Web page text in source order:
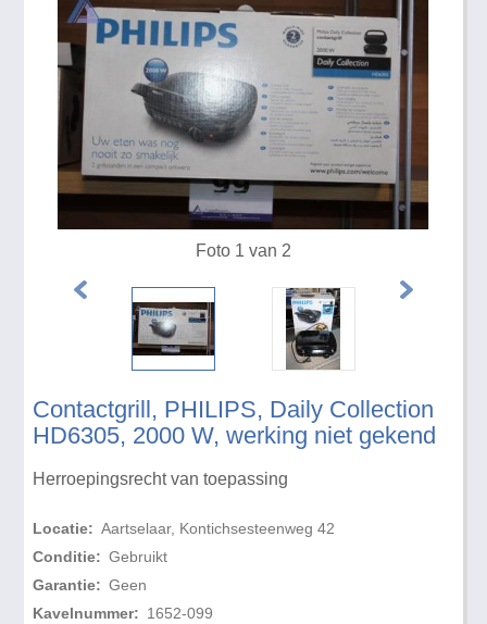
Contactgrill, PHILIPS, Daily Collection
HD6305, 2000 W, werking niet gekend
Herroepingsrecht van toepassing
Locatie: Aartselaar, Kontichsesteenweg 42
Conditie: Gebruikt
Garantie: Geen
Kavelnummer: 1652-099
Foto 1 van 2